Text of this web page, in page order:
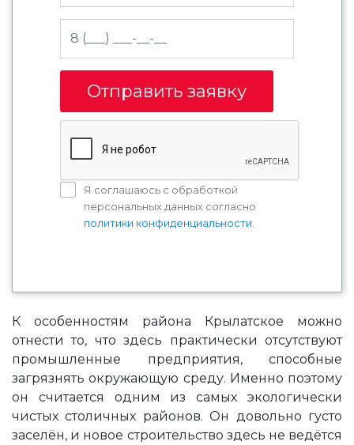
Отправить заявку
Я соглашаюсь с обработкой
персональных данных согласно
политики конфиденциальности
К особенностям района Крылатское можно
отнести то, что здесь практически отсутствуют
промышленные предприятия, способные
загрязнять окружающую среду. Именно поэтому
он считается одним из самых экологически
чистых столичных районов. Он довольно густо
заселён, и новое строительство здесь не ведётся